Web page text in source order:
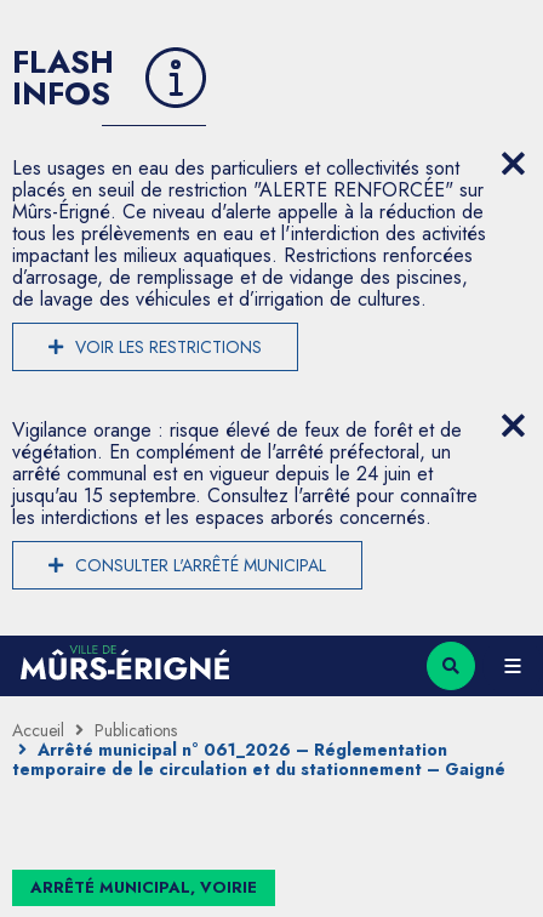
FLASH
INFOS
Les usages en eau des particuliers et collectivités sont
placés en seuil de restriction "ALERTE RENFORCÉE" sur
Mûrs-Érigné. Ce niveau d'alerte appelle à la réduction de
tous les prélèvements en eau et l'interdiction des activités
impactant les milieux aquatiques. Restrictions renforcées
d’arrosage, de remplissage et de vidange des piscines,
de lavage des véhicules et d’irrigation de cultures.
VOIR LES RESTRICTIONS
Vigilance orange : risque élevé de feux de forêt et de
végétation. En complément de l'arrêté préfectoral, un
arrêté communal est en vigueur depuis le 24 juin et
jusqu'au 15 septembre. Consultez l'arrêté pour connaître
les interdictions et les espaces arborés concernés.
CONSULTER L'ARRÊTÉ MUNICIPAL
Accueil
Publications
Arrêté municipal n° 061_2026 – Réglementation
temporaire de le circulation et du stationnement – Gaigné
ARRÊTÉ MUNICIPAL, VOIRIE